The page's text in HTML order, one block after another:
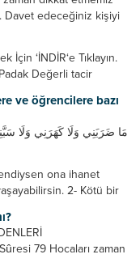
Davet edeceğiniz kişiyi
gün içinde davet edin....
İçin ‘İNDİR‘e Tıklayın.
Değerli tacir
efendimiz de ticaret
ve öğrencilere bazı
مَا ضَرَبَنِي وَلَا كَهَرَنِي وَلَا
ve bana
ona ihanet
2- Kötü bir
onların
dizide...
79 Hocaları zaman